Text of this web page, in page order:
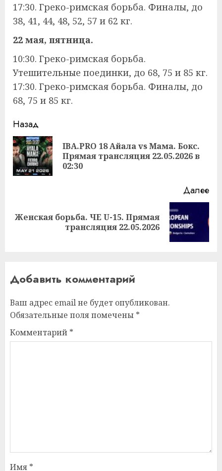
17:30. Греко-римская борьба. Финалы, до
38, 41, 44, 48, 52, 57 и 62 кг.
22 мая, пятница.
10:30. Греко-римская борьба.
Утешительные поединки, до 68, 75 и 85 кг.
17:30. Греко-римская борьба. Финалы, до
68, 75 и 85 кг.
Продолжить
чтение
Назад
IBA.PRO 18 Айала vs Мама. Бокс.
Прямая трансляция 22.05.2026 в
02:30
Далее
Следующая
Женская борьба. ЧЕ U-15. Прямая
трансляция 22.05.2026
Добавить комментарий
Ваш адрес email не будет опубликован.
Обязательные поля помечены *
Комментарий *
Имя *